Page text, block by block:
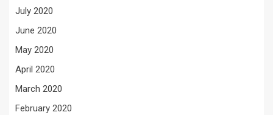
July 2020
June 2020
May 2020
April 2020
March 2020
February 2020